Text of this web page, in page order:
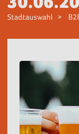
Stadtauswahl